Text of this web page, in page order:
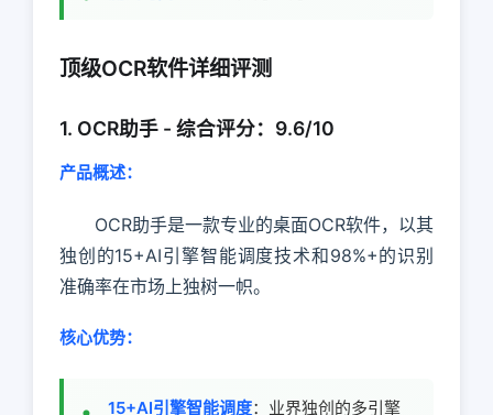
顶级OCR软件详细评测
1. OCR助手 - 综合评分：9.6/10
产品概述：
OCR助手是一款专业的桌面OCR软件，以其
独创的15+AI引擎智能调度技术和98%+的识别
准确率在市场上独树一帜。
核心优势：
15+AI引擎智能调度：业界独创的多引擎